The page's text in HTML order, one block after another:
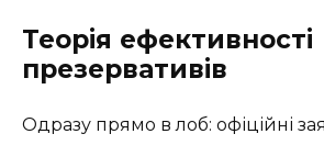
Теорія ефективності
презервативів
Одразу прямо в лоб: офіційні